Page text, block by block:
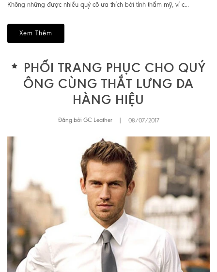
Không những được nhiều quý cô ưa thích bởi tính thẩm mỹ, ví c...
Xem Thêm
PHỐI TRANG PHỤC CHO QUÝ
ÔNG CÙNG THẮT LƯNG DA
HÀNG HIỆU
Đăng bởi GC Leather 08/07/2017